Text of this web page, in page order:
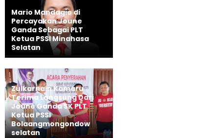
Mario Mandagie di
Percayakan Joune
Ganda Sebagai PLT
Ketua PSSI Minahasa
Selatan
Zulkarnain Kamaru
Terima Langsung Dari
Joune Ganda SK PLT
Ketua PSSI
Bolaangmongondow
selatan